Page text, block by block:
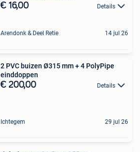
€ 16,00 Details
Arendonk & Deel Retie 14 jul 26
2 PVC buizen Ø315 mm + 4 PolyPipe
einddoppen
€ 200,00 Details
Ichtegem 29 jul 26